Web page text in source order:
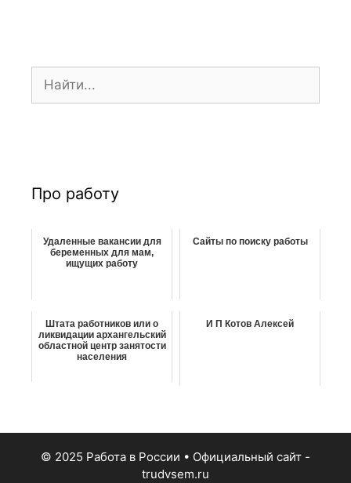
Про работу
Удаленные вакансии для
беременных для мам,
ищущих работу
Сайты по поиску работы
Штата работников или о
ликвидации архангельский
областной центр занятости
населения
И П Котов Алексей
© 2025 Работа в России • Официальный сайт -
trudvsem.ru